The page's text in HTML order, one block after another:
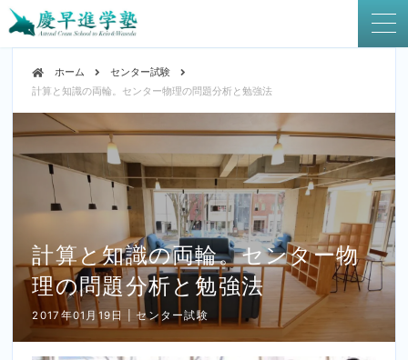
ホーム
センター試験
計算と知識の両輪。センター物理の問題分析と勉強法
計算と知識の両輪。センター物
理の問題分析と勉強法
2017年01月19日 | センター試験